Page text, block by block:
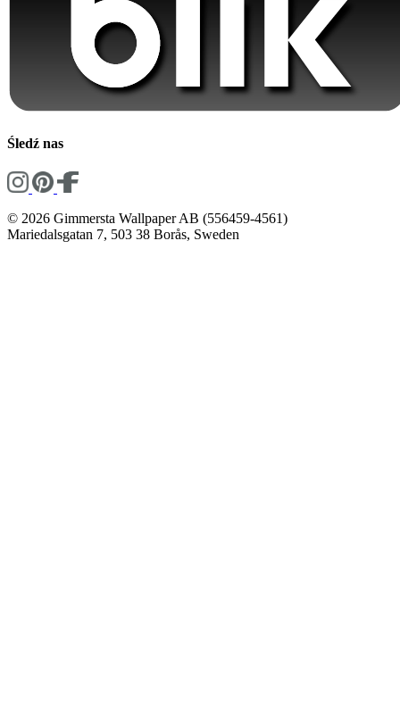
Śledź nas
© 2026 Gimmersta Wallpaper AB (556459-4561)
Mariedalsgatan 7, 503 38 Borås, Sweden